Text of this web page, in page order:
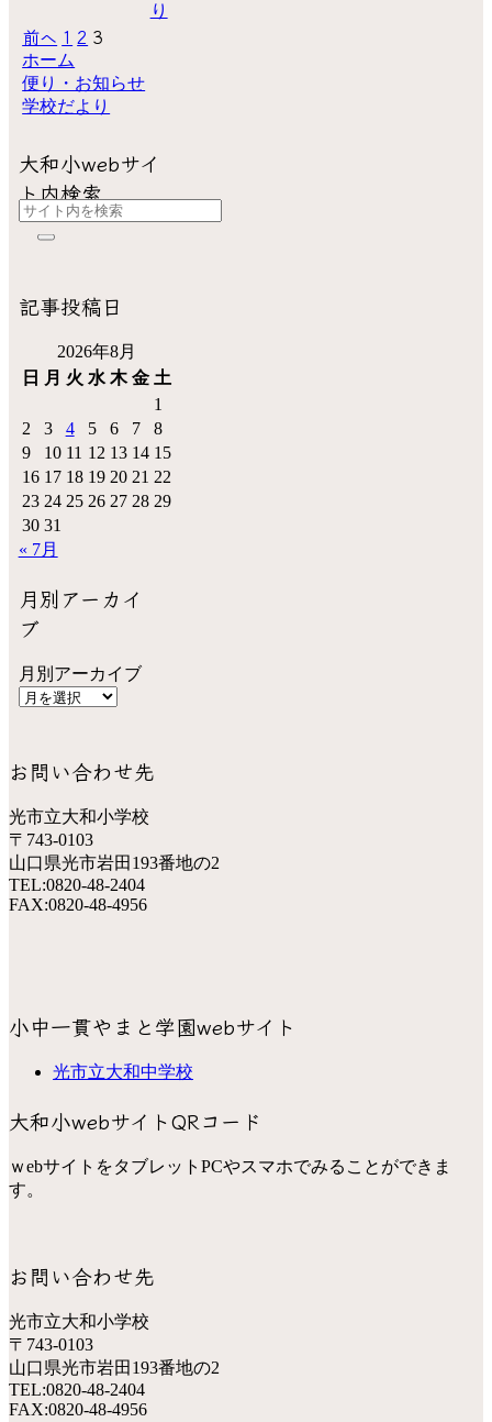
り
前へ 1 2 3
ホーム
便り・お知らせ
学校だより
大和小webサイ
ト内検索
記事投稿日
2026年8月
日
月 火 水 木 金 土
1
2
3 4 5 6 7
8
9
10 11 12 13 14 15
16 17 18 19 20 21 22
23 24 25 26 27 28 29
30 31
« 7月
月別アーカイ
ブ
月別アーカイブ
お問い合わせ先
光市立大和小学校
〒743-0103
山口県光市岩田193番地の2
TEL:0820-48-2404
FAX:0820-48-4956
小中一貫やまと学園webサイト
光市立大和中学校
大和小webサイトQRコード
ｗebサイトをタブレットPCやスマホでみることができま
す。
お問い合わせ先
光市立大和小学校
〒743-0103
山口県光市岩田193番地の2
TEL:0820-48-2404
FAX:0820-48-4956